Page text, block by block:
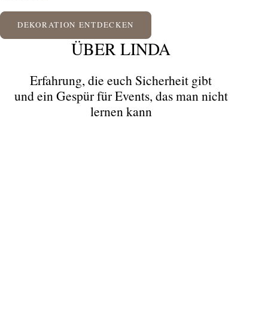
DEKORATION ENTDECKEN
ÜBER LINDA
Erfahrung, die euch Sicherheit gibt
und ein Gespür für Events, das man nicht
lernen kann